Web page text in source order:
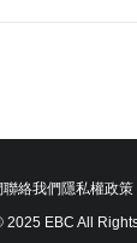
聯絡我們隱私權政策
EBC All